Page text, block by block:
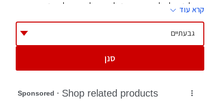
אבל גם לדלתות וכפרגולות. עלות האלומיניום
והעבודה הינה משמעותית בעלות השיפוץ והבנייה
ולכן חשוב לבצע מחקר מקיף לגבי האפשרויות,
החברות השונות בשוק, המפתחים הספציפיים
שאתם רוצים (אפשר להגיע לייעוץ בחלק מחברות
קבלן אלומיניום מקצועי ואמין
קרא עוד
גבעתיים
סנן